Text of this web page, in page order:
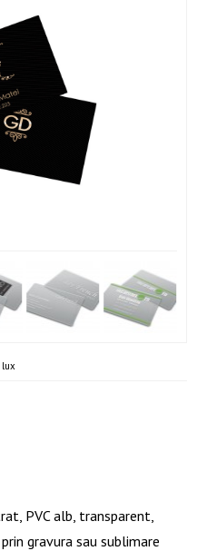
lux
PVC alb, transparent,
gravura sau sublimare